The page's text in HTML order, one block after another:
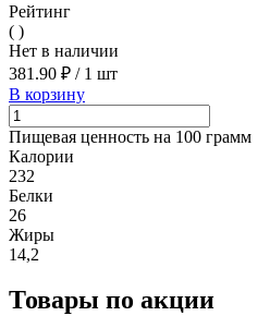
Рейтинг
( )
Нет в наличии
381.90 ₽ /1 шт
В корзину
Пищевая ценность на 100 грамм
Калории
232
Белки
26
Жиры
14,2
Товары по акции